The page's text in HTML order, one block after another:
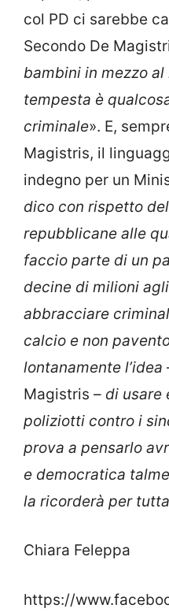
col PD ci sarebbe
Secondo De
bambini in mezzo
tempesta è
criminale». E,
Magistris, il
indegno per un
dico con rispetto
repubblicane alle
faccio parte di un
decine di milioni
abbracciare
calcio e non
lontanamente l’idea
Magistris – di usare
poliziotti contro i
prova a pensarlo
e democratica
la ricorderà per
Chiara Feleppa
https://